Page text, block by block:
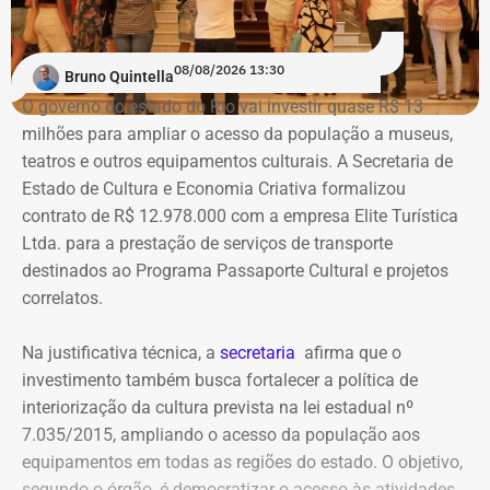
Na ação, a prefeitura também pede informações
cadastrais, endereços eletrônicos, telefones, IPs,
dispositivos utilizados, histórico de nomes,
administradores atuais e anteriores, contas vinculadas,
meios de recuperação, contas publicitárias e dados de
pagamento. Com isso, a Meta também seria obrigada a
elaborar uma tabela comparativa, indicando se os perfis
compartilham telefones, dispositivos, endereços de IP,
administradores, contas de anúncios, meios de
pagamento ou gerenciadores de negócios.
impulsionamentos e cita morte de
criança como exemplo de fake news
As 31 publicações relacionadas pela prefeitura tratam de
assuntos diversos. A lista inclui manchetes sobre prisões
Bruno Quintella08/08/2026 13:30
O governo do estado do Rio vai investir quase R$ 13
milhões para ampliar o acesso da população a museus,
teatros e outros equipamentos culturais. A Secretaria de
Estado de Cultura e Economia Criativa formalizou
contrato de R$ 12.978.000 com a empresa Elite Turística
Ltda. para a prestação de serviços de transporte
destinados ao Programa Passaporte Cultural e projetos
correlatos.
Na justificativa técnica, a secretaria afirma que o
investimento também busca fortalecer a política de
interiorização da cultura prevista na lei estadual nº
7.035/2015, ampliando o acesso da população aos
equipamentos em todas as regiões do estado. O objetivo,